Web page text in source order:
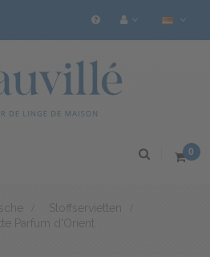
0
Stoffservietten
Parfum d'Orient